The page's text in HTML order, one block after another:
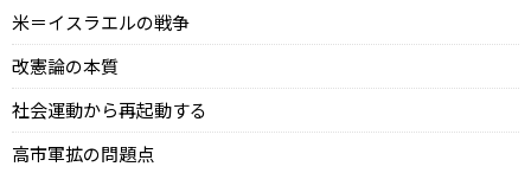
米＝イスラエルの戦争
改憲論の本質
社会運動から再起動する
高市軍拡の問題点